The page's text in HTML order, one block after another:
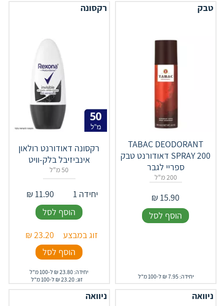
טבק
TABAC DEODORANT
SPRAY 200 דאודורנט טבק
ספריי לגבר
200 מ"ל
15.90
₪
הוסף לסל
יחידה: 7.95 ₪ ל-100 מ"ל
רקסונה
רקסונה דאודורנט רולאון
אינביזיבל בלק-וויט
50 מ"ל
יחידה 1 11.90
₪
הוסף לסל
זוג במבצע
23.20
₪
הוסף לסל
יחידה: 23.80 ₪ ל-100 מ"ל
זוג: 23.20 ₪ ל-100 מ"ל
ניוואה ניוואה